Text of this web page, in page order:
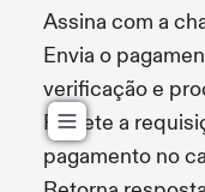
Assina com a
Envia o
verificação e
Repete a
pagamento no